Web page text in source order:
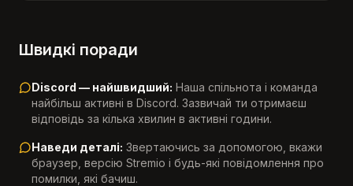
Швидкі поради
Discord — найшвидший: Наша спільнота і команда
найбільш активні в Discord. Зазвичай ти отримаєш
відповідь за кілька хвилин в активні години.
Наведи деталі: Звертаючись за допомогою, вкажи
браузер, версію Stremio і будь-які повідомлення про
помилки, які бачиш.